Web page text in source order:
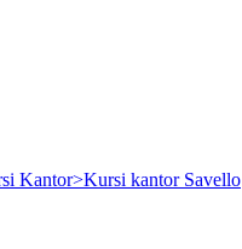
Kantor>Kursi kantor Savello